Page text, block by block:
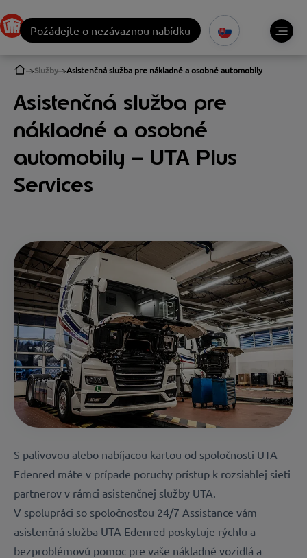
Požádejte o nezávaznou nabídku
Služby Asistenčná služba pre nákladné a osobné automobily
Asistenčná služba pre
nákladné a osobné
automobily – UTA Plus
Services
S palivovou alebo nabíjacou kartou od spoločnosti UTA
Edenred máte v prípade poruchy prístup k rozsiahlej sieti
partnerov v rámci asistenčnej služby UTA.
V spolupráci so spoločnosťou 24/7 Assistance vám
asistenčná služba UTA Edenred poskytuje rýchlu a
bezproblémovú pomoc pre vaše nákladné vozidlá a